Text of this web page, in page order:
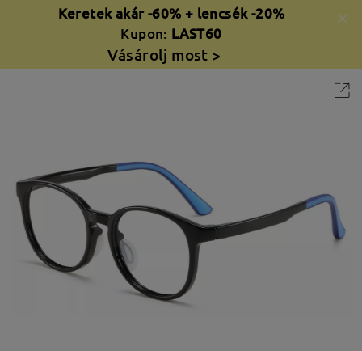
Keretek akár -60% + lencsék -20%
Kupon: LAST60
Vásárolj most >